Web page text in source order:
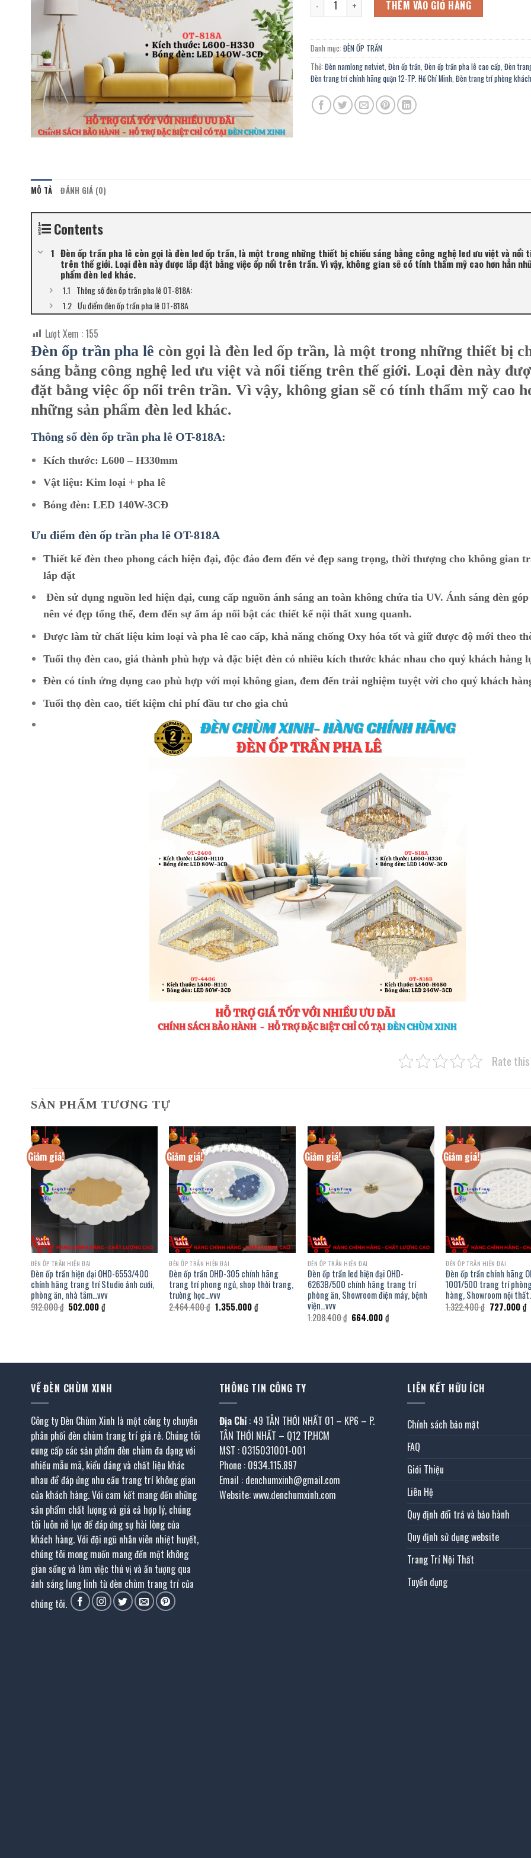
4.840.000 ₫.là:
2.662.000 ₫.
THÊM VÀO GIỎ HÀNG
Danh mục: ĐÈN ỐP TRẦN
Thẻ: Đèn namlong netviet Đèn ốp trần Đèn ốp trần pha lê cao cấp Đèn
Đèn trang trí chính hãng quận 12-TP. Hồ Chí Minh Đèn trang trí phòng khách
MÔ TẢ ĐÁNH GIÁ (0)
Contents
Đèn ốp trần pha lê còn gọi là đèn led ốp trần, là một trong những thiết bị chiếu sáng bằng công nghệ led ưu việt và nổi
trên thế giới. Loại đèn này được lắp đặt bằng việc ốp nổi trên trần. Vì vậy, không gian sẽ có tính thẩm mỹ cao hơn hẳn
phẩm đèn led khác.
Thông số đèn ốp trần pha lê OT-818A:
Ưu điểm đèn ốp trần pha lê OT-818A
Lượt Xem :155
Đèn ốp trần pha lê còn gọi là đèn led ốp trần, là một trong những thiết bị
sáng bằng công nghệ led ưu việt và nổi tiếng trên thế giới. Loại đèn này
đặt bằng việc ốp nổi trên trần. Vì vậy, không gian sẽ có tính thẩm mỹ cao
những sản phẩm đèn led khác.
Thông số đèn ốp trần pha lê OT-818A:
Kích thước: L600 – H330mm
Vật liệu: Kim loại + pha lê
Bóng đèn: LED 140W-3CĐ
Ưu điểm đèn ốp trần pha lê OT-818A
Thiết kế đèn theo phong cách hiện đại, độc đáo đem đến vẻ đẹp sang trọng, thời thượng cho không gian
lắp đặt
Đèn sử dụng nguồn led hiện đại, cung cấp nguồn ánh sáng an toàn không chứa tia UV. Ánh sáng đèn
nên vẻ đẹp tổng thể, đem đến sự ấm áp nổi bật các thiết kế nội thất xung quanh.
Được làm từ chất liệu kim loại và pha lê cao cấp, khả năng chống Oxy hóa tốt và giữ được độ mới theo
Tuổi thọ đèn cao, giá thành phù hợp và đặc biệt đèn có nhiều kích thước khác nhau cho quý khách hàng
Đèn có tính ứng dụng cao phù hợp với mọi không gian, đem đến trải nghiệm tuyệt vời cho quý khách
Tuổi thọ đèn cao, tiết kiệm chi phí đầu tư cho gia chủ
Rate
SẢN PHẨM TƯƠNG TỰ
Giảm giá!
ĐÈN ỐP TRẦN HIỆN ĐẠI
Đèn ốp trần hiện đại OHD-6553/400
chính hãng trang trí Studio ảnh cưới,
phòng ăn, nhà tắm…vvv
912.000₫ Giá
gốc
502.000₫Giá
Giảm giá!
ĐÈN ỐP TRẦN HIỆN ĐẠI
Đèn ốp trần OHD-305 chính hãng
trang trí phong ngủ, shop thời trang,
trường học…vvv
2.464.400₫ Giá
gốc
1.355.000₫Giá
hiện
Giảm giá!
ĐÈN ỐP TRẦN HIỆN ĐẠI
Đèn ốp trần led hiện đại OHD-
6263B/500 chính hãng trang trí
phòng ăn, Showroom điện máy, bệnh
viện…vvv
1.208.400₫ Giá
gốc
664.000₫Giá
Giảm giá!
ĐÈN ỐP TRẦN HIỆN ĐẠI
Đèn ốp trần chính hãng
1001/500 trang trí
hàng, Showroom nội
1.322.400₫ Giá
gốc
727.000₫Giá
VỀ ĐÈN CHÙM XINH
Công ty Đèn Chùm Xinh là một công ty chuyên
phân phối đèn chùm trang trí giá rẻ. Chúng tôi
cung cấp các sản phẩm đèn chùm đa dạng với
nhiều mẫu mã, kiểu dáng và chất liệu khác
nhau để đáp ứng nhu cầu trang trí không gian
của khách hàng. Với cam kết mang đến những
sản phẩm chất lượng và giá cả hợp lý, chúng
tôi luôn nỗ lực để đáp ứng sự hài lòng của
khách hàng. Với đội ngũ nhân viên nhiệt huyết,
chúng tôi mong muốn mang đến một không
gian sống và làm việc thú vị và ấn tượng qua
ánh sáng lung linh từ đèn chùm trang trí của
chúng tôi.
THÔNG TIN CÔNG TY
Địa Chỉ : 49 TÂN THỚI NHẤT 01 – KP6 – P.
TÂN THỚI NHẤT – Q12 TP.HCM
MST : 0315031001-001
Phone : 0934.115.897
Email : denchumxinh@gmail.com
Website: www.denchumxinh.com
LIÊN KẾT HỮU ÍCH
Chính sách bảo mật
FAQ
Giới Thiệu
Liên Hệ
Quy định đổi trả và bảo hành
Quy định sử dụng website
Trang Trí Nội Thất
Tuyển dụng